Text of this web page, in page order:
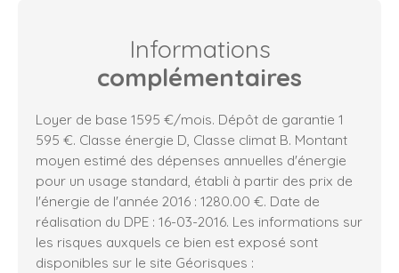
Informations
complémentaires
Loyer de base 1595 €/mois. Dépôt de garantie 1
595 €. Classe énergie D, Classe climat B. Montant
moyen estimé des dépenses annuelles d'énergie
pour un usage standard, établi à partir des prix de
l'énergie de l'année 2016 : 1280.00 €. Date de
réalisation du DPE : 16-03-2016. Les informations sur
les risques auxquels ce bien est exposé sont
disponibles sur le site Géorisques :